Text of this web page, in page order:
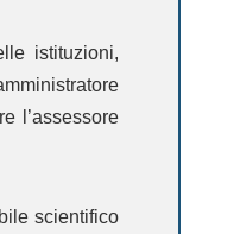
istituzioni,
l’assessore
scientifico